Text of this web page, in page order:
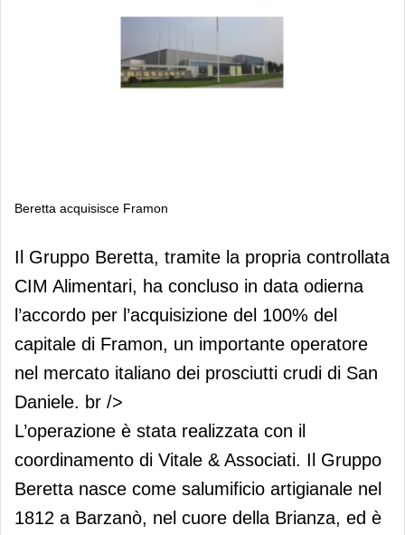
Beretta acquisisce Framon
Beretta acquisisce Framon
Il Gruppo Beretta, tramite la propria controllata
CIM Alimentari, ha concluso in data odierna
l’accordo per l’acquisizione del 100% del
capitale di Framon, un importante operatore
nel mercato italiano dei prosciutti crudi di San
Daniele. br />
L’operazione è stata realizzata con il
coordinamento di Vitale & Associati. Il Gruppo
Beretta nasce come salumificio artigianale nel
1812 a Barzanò, nel cuore della Brianza, ed è